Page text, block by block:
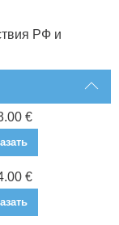
РФ и
€
€